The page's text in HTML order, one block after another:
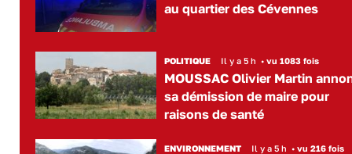
au quartier des Cévennes
POLITIQUE Il y a 5 h • vu 1083 fois
MOUSSAC Olivier Martin
sa démission de maire pour
raisons de santé
ENVIRONNEMENT Il y a 5 h • vu 216 fois